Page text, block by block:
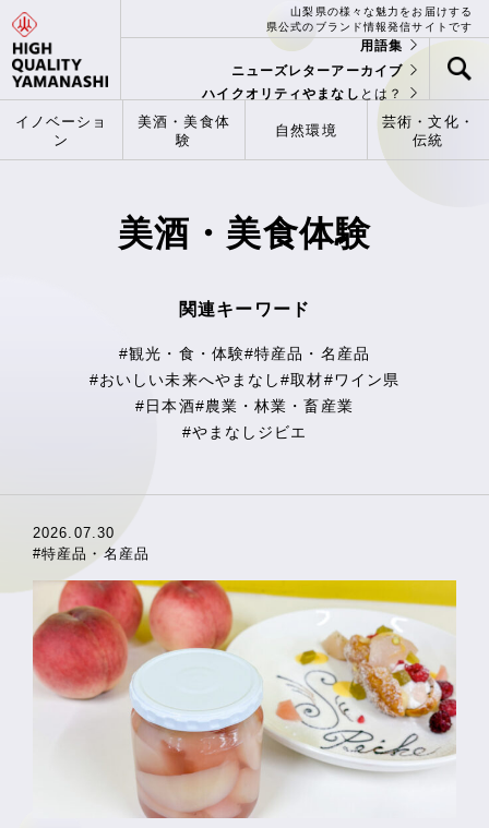
山梨県の様々な魅力をお届けする
県公式のブランド情報発信サイトです
用語集
ニューズレターアーカイブ
ハイクオリティやまなし とは？
イノベーショ
ン
美酒・美食体
験
自然環境
芸術・文化・
伝統
美酒・美食体験
関連キーワード
#観光・食・体験#特産品・名産品
#おいしい未来へやまなし#取材#ワイン県
#日本酒#農業・林業・畜産業
#やまなしジビエ
2026.07.30
#特産品・名産品